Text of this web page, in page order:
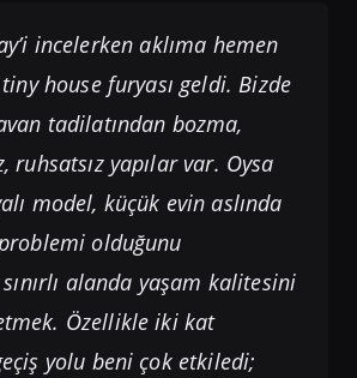
incelerken aklıma hemen
tiny house furyası geldi. Bizde
tadilatından bozma,
ruhsatsız yapılar var. Oysa
model, küçük evin aslında
olduğunu
alanda yaşam kalitesini
Özellikle iki kat
yolu beni çok etkiledi;